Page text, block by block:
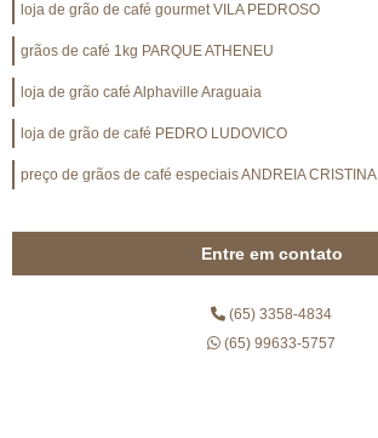
loja de grão de café gourmet VILA PEDROSO
grãos de café 1kg PARQUE ATHENEU
loja de grão café Alphaville Araguaia
loja de grão de café PEDRO LUDOVICO
preço de grãos de café especiais ANDREIA CRISTINA
Entre em contato
(65) 3358-4834
(65) 99633-5757